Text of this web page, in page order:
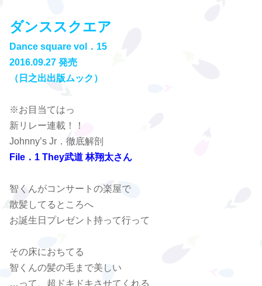
ダンススクエア
Dance square vol．15
2016.09.27 発売
（日之出出版ムック）
※お目当てはっ
新リレー連載！！
Johnny’s Jr．徹底解剖
File．1 They武道 林翔太さん
智くんがコンサートの楽屋で
散髪してるところへ
お誕生日プレゼント持って行って
その床におちてる
智くんの髪の毛まで美しい
…って、超ドキドキさせてくれる